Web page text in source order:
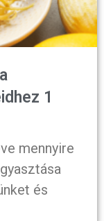
1
mennyire
és